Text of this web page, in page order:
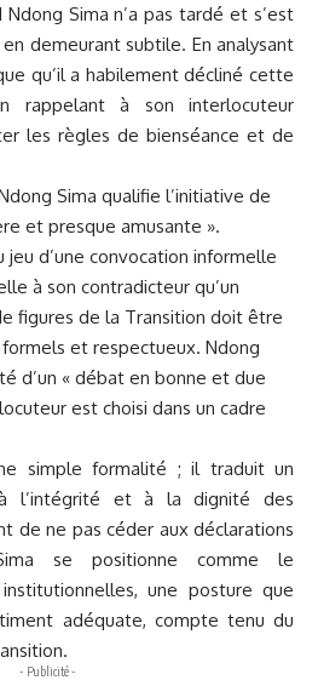
Sima n’a pas tardé et s’est
demeurant subtile. En analysant
qu’il a habilement décliné cette
rappelant à son interlocuteur
les règles de bienséance et de
Sima qualifie l’initiative de
et presque amusante ».
d’une convocation informelle
à son contradicteur qu’un
figures de la Transition doit être
et respectueux. Ndong
d’un « débat en bonne et due
est choisi dans un cadre
simple formalité ; il traduit un
l’intégrité et à la dignité des
de ne pas céder aux déclarations
se positionne comme le
une posture que
adéquate, compte tenu du
- Publicité -